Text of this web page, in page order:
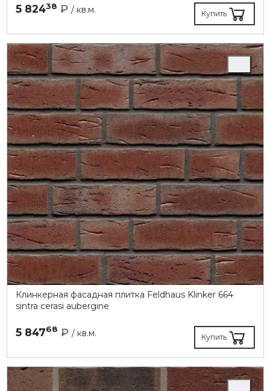
5 82438 ₽ / кв.м. Купить
Клинкерная фасадная плитка Feldhaus Klinker 664
sintra cerasi aubergine
5 84768 ₽ / кв.м. Купить